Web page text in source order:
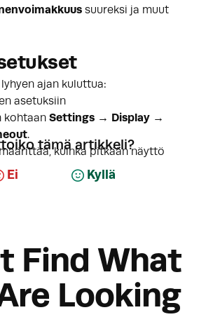
suureksi ja muut
ajan kuluttua:
asetuksiin
kohtaan Settings → Display →
.
kuinka pitkään näyttö
tämä artikkeli?
Ei Kyllä
Find What
Looking